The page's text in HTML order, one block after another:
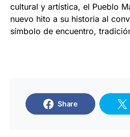
cultural y artística, el Pueblo
nuevo hito a su historia al
símbolo de encuentro,
Share